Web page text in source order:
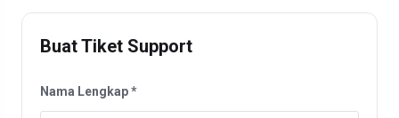
Buat Tiket Support
Nama Lengkap *